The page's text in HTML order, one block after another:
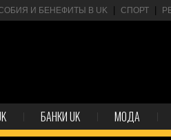
И БЕНЕФИТЫ В UK СПОРТ
БАНКИ UK МОДА